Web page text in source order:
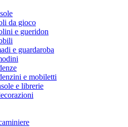
da gioco
e gueridon
e guardaroba
e mobiletti
e librerie